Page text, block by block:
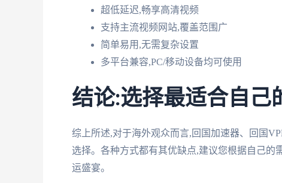
超低延迟,畅享高清视频
支持主流视频网站,覆盖范围广
简单易用,无需复杂设置
多平台兼容,PC/移动设备均可使用
结论:选择最适合自己
综上所述,对于海外观众而言,回国加速器、回国
选择。各种方式都有其优缺点,建议您根据自己的
运盛宴。